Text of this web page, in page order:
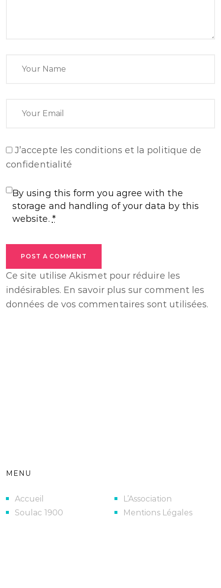
J’accepte les conditions et la politique de
confidentialité
By using this form you agree with the
storage and handling of your data by this
website. *
POST A COMMENT
Ce site utilise Akismet pour réduire les
indésirables. En savoir plus sur comment les
données de vos commentaires sont utilisées.
MENU
Accueil
Soulac 1900
L’Association
Mentions Légales